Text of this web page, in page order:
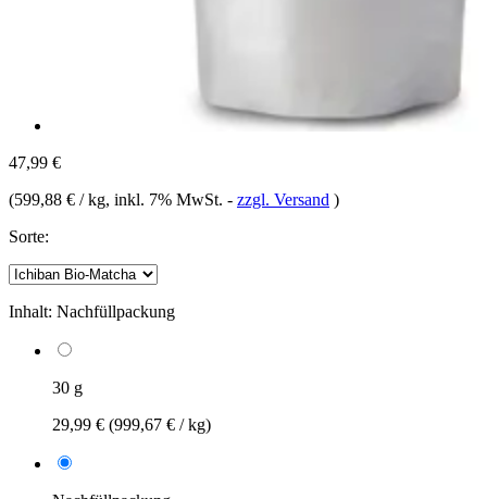
47,99 €
(599,88 € / kg, inkl. 7% MwSt. - zzgl. Versand )
Sorte:
Inhalt: Nachfüllpackung
30 g
29,99 € (999,67 € / kg)